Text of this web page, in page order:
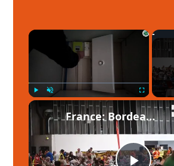
×
Fullscreen
France: Bordeaux exhibition center shelters wildfire evacuees in southwestern France.